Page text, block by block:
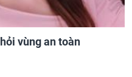
vùng an toàn